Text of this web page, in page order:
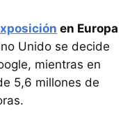
en Europa
Unido se decide
mientras en
5,6 millones de